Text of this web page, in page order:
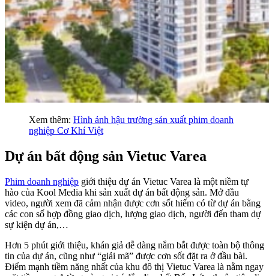
Xem thêm: Hình ảnh hậu trường sản xuất phim doanh
nghiệp Cơ Khí Việt
Dự án bất động sản Vietuc Varea
Phim doanh nghiệp giới thiệu dự án Vietuc Varea là một niềm tự
hào của Kool Media khi sản xuất dự án bất động sản. Mở đầu
video, người xem đã cảm nhận được cơn sốt hiếm có từ dự án bằng
các con số hợp đồng giao dịch, lượng giao dịch, người đến tham dự
sự kiện dự án,…
Hơn 5 phút giới thiệu, khán giả dễ dàng nắm bắt được toàn bộ thông
tin của dự án, cũng như “giải mã” được cơn sốt đặt ra ở đầu bài.
Điểm mạnh tiềm năng nhất của khu đô thị Vietuc Varea là nằm ngay